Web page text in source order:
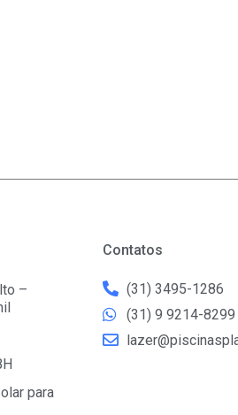
–
para
Contatos
(31) 3495-1286
(31) 9 9214-8299